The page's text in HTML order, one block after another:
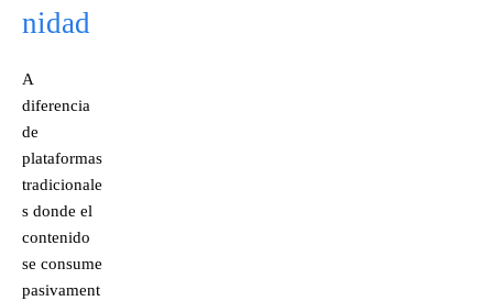
nidad
A
diferencia
de
plataformas
tradicionale
s donde el
contenido
se consume
pasivament